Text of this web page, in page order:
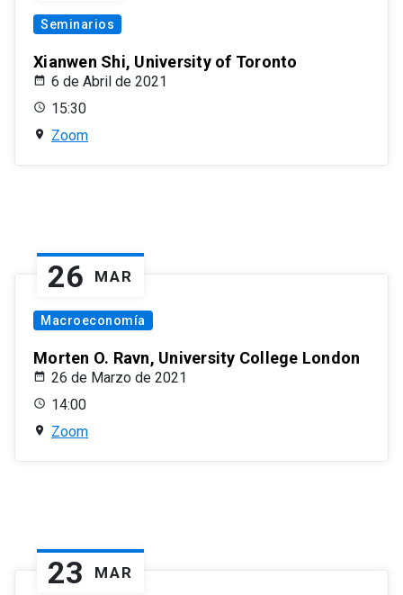
Seminarios
Xianwen Shi, University of Toronto
6 de Abril de 2021
15:30
Zoom
26 MAR
Macroeconomía
Morten O. Ravn, University College London
26 de Marzo de 2021
14:00
Zoom
23 MAR